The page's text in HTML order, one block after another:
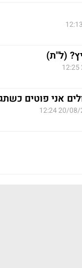
(ל"ת)
אני פוטים
20/08/